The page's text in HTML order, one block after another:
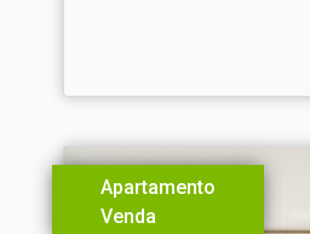
Apartamento
Venda